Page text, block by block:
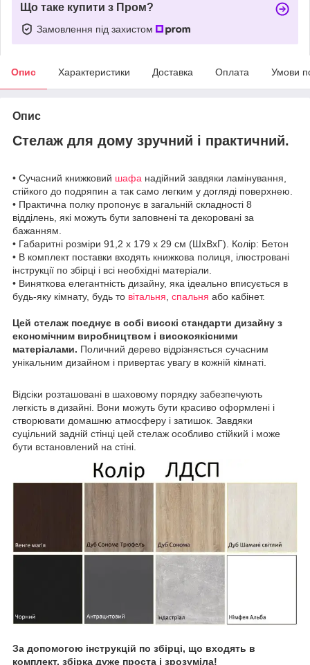
Що таке купити з Пром?
Замовлення під захистом
Опис Характеристики Доставка Оплата Умови
Опис
Стелаж для дому зручний і практичний.
• Сучасний книжковий шафа надійний завдяки ламінування,
стійкого до подряпин а так само легким у догляді поверхнею.
• Практична полку пропонує в загальній складності 8
відділень, які можуть бути заповнені та декоровані за
бажанням.
• Габаритні розміри 91,2 х 179 х 29 см (ШхВхГ). Колір: Бетон
• В комплект поставки входять книжкова полиця, ілюстровані
інструкції по збірці і всі необхідні матеріали.
• Виняткова елегантність дизайну, яка ідеально вписується в
будь-яку кімнату, будь то вітальня, спальня або кабінет.
Цей стелаж поєднує в собі високі стандарти дизайну з
економічним виробництвом і високоякісними
матеріалами. Поличний дерево відрізняється сучасним
унікальним дизайном і привертає увагу в кожній кімнаті.
Відсіки розташовані в шаховому порядку забезпечують
легкість в дизайні. Вони можуть бути красиво оформлені і
створювати домашню атмосферу і затишок. Завдяки
суцільний задній стінці цей стелаж особливо стійкий і може
бути встановлений на стіні.
За допомогою інструкцій по збірці, що входять в
комплект, збірка дуже проста і зрозуміла!